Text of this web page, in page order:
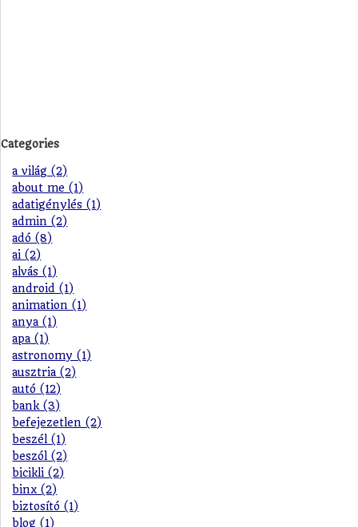
Categories
a világ (2)
about me (1)
adatigénylés (1)
admin (2)
adó (8)
ai (2)
alvás (1)
android (1)
animation (1)
anya (1)
apa (1)
astronomy (1)
ausztria (2)
autó (12)
bank (3)
befejezetlen (2)
beszél (1)
beszól (2)
bicikli (2)
binx (2)
biztosító (1)
blog (1)